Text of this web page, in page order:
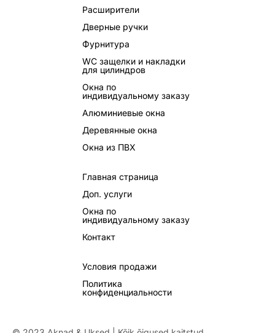
Расширители
Дверные ручки
Фурнитура
WC защелки и накладки
для цилиндров
Окна по
индивидуальному заказу
Алюминиевые окна
Деревянные окна
Окна из ПВХ
Главная страница
Доп. услуги
Окна по
индивидуальному заказу
Контакт
Условия продажи
Политика
конфиденциальности